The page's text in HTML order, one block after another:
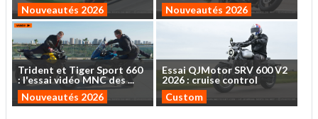
Nouveautés 2026
Nouveautés 2026
Trident et TigerSport 660
: l'essaividéo MNCdes...
Nouveautés 2026
EssaiQJMotorSRV 600V2
2026 : cruise control
Custom